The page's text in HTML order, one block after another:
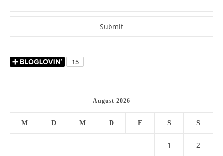
August 2026
M D M D F S S
1 2